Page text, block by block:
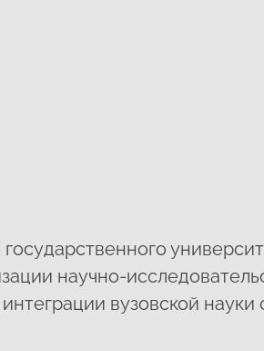
научно-
вузовской науки